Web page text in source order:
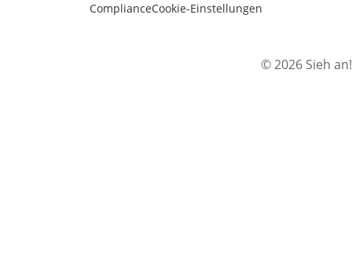
ComplianceCookie-Einstellungen
© 2026 Sieh an!